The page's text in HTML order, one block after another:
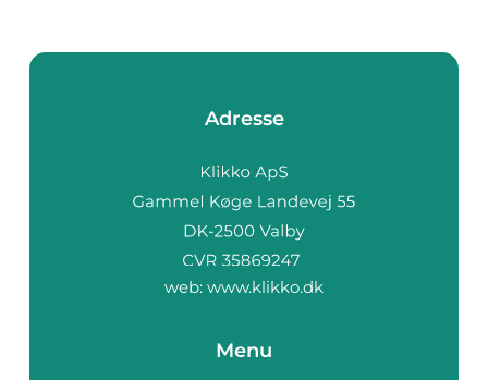
Adresse
web: www.klikko.dk
Menu